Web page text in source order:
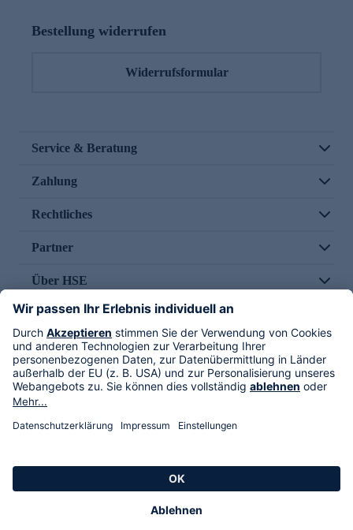
Bestellung widerrufen
Widerrufsformular
Service & Beratung
Zahlung
Rechtliches
Partner
Über HSE
Im TV
HSE International